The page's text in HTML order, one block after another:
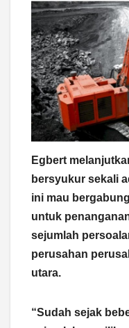
Egbert
bersyukur sekali
ini mau
untuk
sejumlah
perusahan
utara.
“Sudah sejak